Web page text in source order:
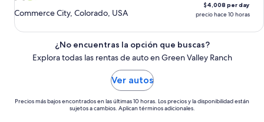
Commerce City, Colorado, USA
$4,008 per day
precio hace 10 horas
¿No encuentras la opción que buscas?
Explora todas las rentas de auto en Green Valley Ranch
Ver autos
Precios más bajos encontrados en las últimas 10 horas. Los precios y la disponibilidad están
sujetos a cambios. Aplican términos adicionales.